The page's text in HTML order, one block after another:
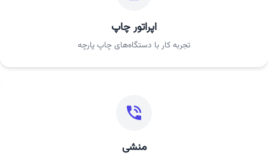
اپراتور چاپ
تجربه کار با دستگاه‌های چاپ پارچه
منشی